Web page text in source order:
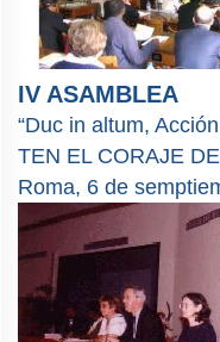
IV ASAMBLEA
“Duc in altum,
TEN EL CORAJE
Roma, 6 de